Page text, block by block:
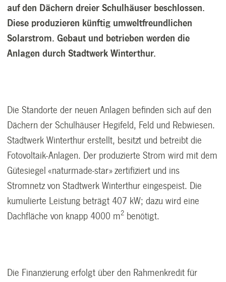
auf den Dächern dreier Schulhäuser beschlossen.
Diese produzieren künftig umweltfreundlichen
Solarstrom. Gebaut und betrieben werden die
Anlagen durch Stadtwerk Winterthur.
Die Standorte der neuen Anlagen befinden sich auf den
Dächern der Schulhäuser Hegifeld, Feld und Rebwiesen.
Stadtwerk Winterthur erstellt, besitzt und betreibt die
Fotovoltaik-Anlagen. Der produzierte Strom wird mit dem
Gütesiegel «naturmade-star» zertifiziert und ins
Stromnetz von Stadtwerk Winterthur eingespeist. Die
kumulierte Leistung beträgt 407 kW; dazu wird eine
Dachfläche von knapp 4000 m2 benötigt.
Die Finanzierung erfolgt über den Rahmenkredit für